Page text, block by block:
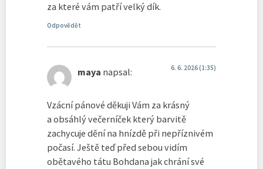
za které vám patří velký dík.
Odpovědět
maya napsal: 6. 6. 2026 (1:35)
Vzácní pánové děkuji Vám za krásný
a obsáhlý večerníček který barvitě
zachycuje dění na hnízdě při nepříznivém
počasí. Ještě teď před sebou vidím
obětavého tátu Bohdana jak chrání své